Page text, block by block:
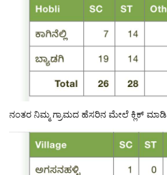
ನಂತರ ನಿಮ್ಮ ಗ್ರಾಮದ ಹೆಸರಿನ ಮೇಲೆ ಕ್ಲಿಕ್ ಮಾಡಿ